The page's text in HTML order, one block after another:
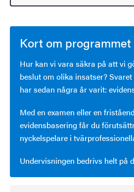
Kort om programmet
Hur kan vi vara säkra på att vi
beslut om olika insatser?
har sedan några år varit:
Med en examen eller en
evidensbasering får du
nyckelspelare i
Undervisningen bedrivs helt på